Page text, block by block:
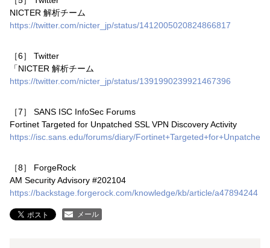
NICTER 解析チーム
https://twitter.com/nicter_jp/status/1412005020824866817
［6］
Twitter
「NICTER 解析チーム
https://twitter.com/nicter_jp/status/1391990239921467396
［7］
SANS ISC InfoSec Forums
Fortinet Targeted for Unpatched SSL VPN Discovery Activity
https://isc.sans.edu/forums/diary/
［8］
ForgeRock
AM Security Advisory #202104
https://backstage.forgerock.com/knowledge/kb/article/a47894244
メール